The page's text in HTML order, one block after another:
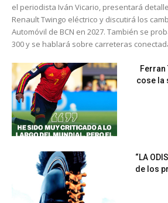
el periodista Iván Vicario, presentará
Renault Twingo eléctrico y discutirá los
Automóvil de BCN en 2027. También se
300 y se hablará sobre carreteras
Ferran
cose la
“LA
de los